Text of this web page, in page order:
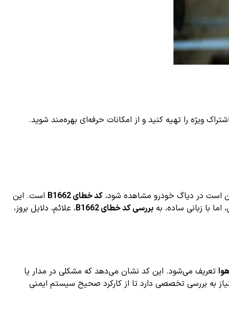
ویژه را تهیه کنید و از امکانات حرفه‌ای بهره‌مند شوید.
است در دیاگ خودرو مشاهده شود، کد خطای B1662
است. این
با زبانی ساده، به بررسی کد خطای B1662
، علائم، دلایل بروز،
تعریف می‌شود. این کد نشان می‌دهد که مشکلی در مدار یا
به بررسی تخصصی دارد تا از کارکرد صحیح سیستم ایمنی